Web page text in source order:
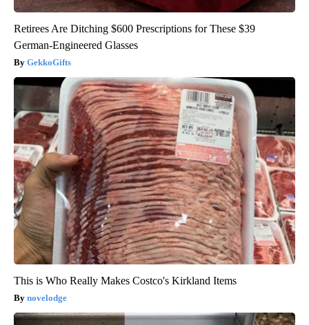
Retirees Are Ditching $600 Prescriptions for These $39
German-Engineered Glasses
GekkoGifts
This is Who Really Makes Costco's Kirkland Items
novelodge